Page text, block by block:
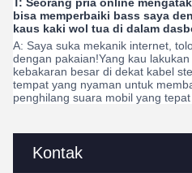
Kontak
T: Seorang pria online
bisa memperbaiki bass saya
kaus kaki wol tua di dalam
A: Saya suka mekanik internet,
dengan pakaian!Yang kau
kebakaran besar di dekat kabel
tempat yang nyaman untuk
penghilang suara mobil yang